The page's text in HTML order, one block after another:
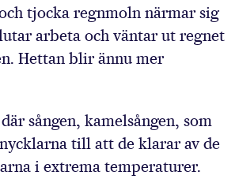
tjocka regnmoln närmar sig
arbeta och väntar ut regnet
Hettan blir ännu mer
sången, kamelsången, som
till att de klarar av de
i extrema temperaturer.